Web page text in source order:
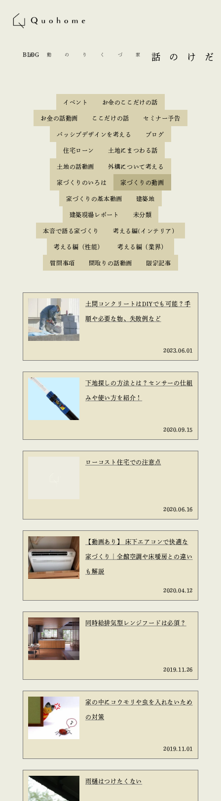
BLOG ここだけの話
家づくりの動画
イベント お金のここだけの話
お金の話動画 ここだけの話 セミナー予告
パッシブデザインを考える ブログ
住宅ローン 土地にまつわる話
土地の話動画 外構について考える
家づくりのいろは 家づくりの動画
家づくりの基本動画 建築地
建築現場レポート 未分類
本音で語る家づくり 考える編(インテリア）
考える編（性能） 考える編（業界）
質問事項 間取りの話動画 限定記事
土間コンクリートはDIYでも可能？手
順や必要な物、失敗例など
2023.06.01
下地探しの方法とは？センサーの仕組
みや使い方を紹介！
2020.09.15
ローコスト住宅での注意点
2020.06.16
【動画あり】 床下エアコンで快適な
家づくり｜全館空調や床暖房との違い
も解説
2020.04.12
同時給排気型レンジフードは必須？
2019.11.26
家の中にコウモリや虫を入れないため
の対策
2019.11.01
雨樋はつけたくない